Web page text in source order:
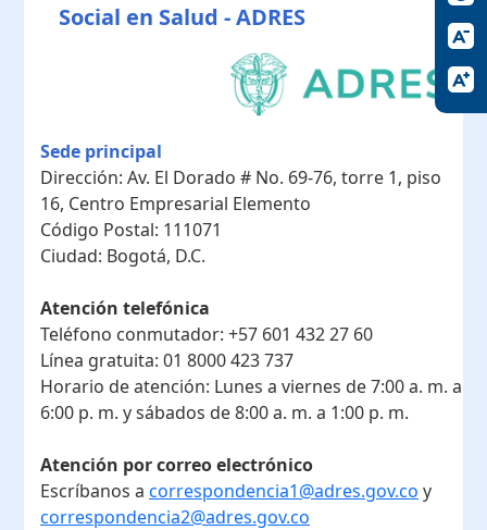
Social en Salud - ADRES
Sede principal
Dirección: Av. El Dorado # No. 69-76, torre 1, piso
16, Centro Empresarial Elemento
Código Postal: 111071
Ciudad: Bogotá, D.C.
Atención telefónica
Teléfono conmutador: +57 601 432 27 60
Línea gratuita: 01 8000 423 737
Horario de atención: Lunes a viernes de 7:00 a. m. a
6:00 p. m. y sábados de 8:00 a. m. a 1:00 p. m.
Atención por correo electrónico
Escríbanos a correspondencia1@adres.gov.co y
correspondencia2@adres.gov.co